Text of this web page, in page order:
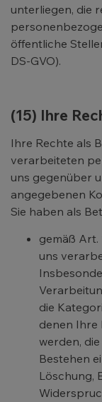
unterliegen, die
öffentliche
DS-GVO).
(15) Ihre
Ihre Rechte als
verarbeiteten
uns gegenüber
angegebenen
Sie haben als
gemäß Art.
uns
die
denen Ihre
werden,
Bestehen
Löschung,